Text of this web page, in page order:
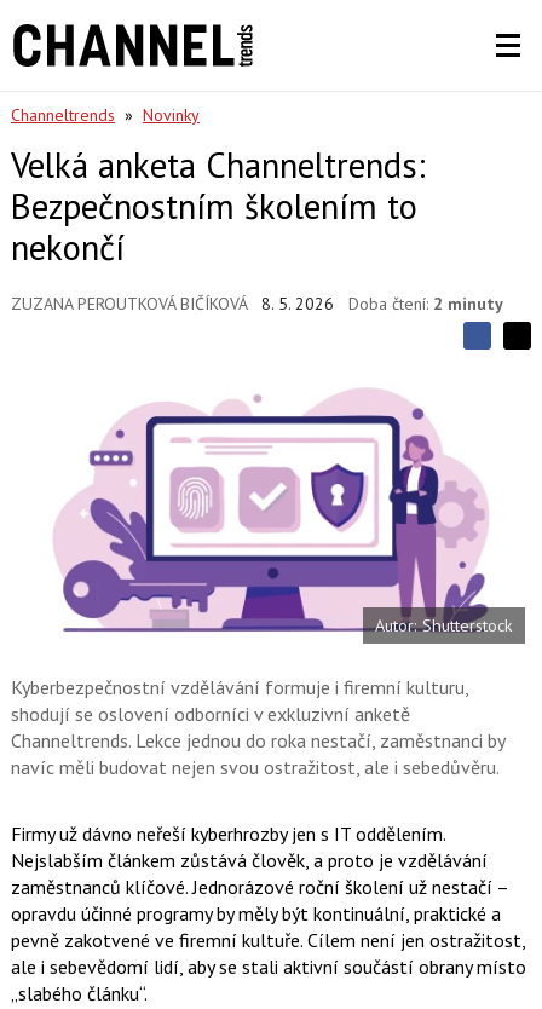
Channeltrends » Novinky
Velká anketa Channeltrends:
Bezpečnostním školením to
nekončí
ZUZANA PEROUTKOVÁ BIČÍKOVÁ 8. 5. 2026 Doba čtení: 2 minuty
S
e
t
S
e
n
F
a
c
e
b
o
o
X
Autor: Shutterstock
Kyberbezpečnostní vzdělávání formuje i firemní kulturu,
shodují se oslovení odborníci v exkluzivní anketě
Channeltrends. Lekce jednou do roka nestačí, zaměstnanci by
navíc měli budovat nejen svou ostražitost, ale i sebedůvěru.
Firmy už dávno neřeší kyberhrozby jen s IT oddělením.
Nejslabším článkem zůstává člověk, a proto je vzdělávání
zaměstnanců klíčové. Jednorázové roční školení už nestačí –
opravdu účinné programy by měly být kontinuální, praktické a
pevně zakotvené ve firemní kultuře. Cílem není jen ostražitost,
ale i sebevědomí lidí, aby se stali aktivní součástí obrany místo
„slabého článku“.